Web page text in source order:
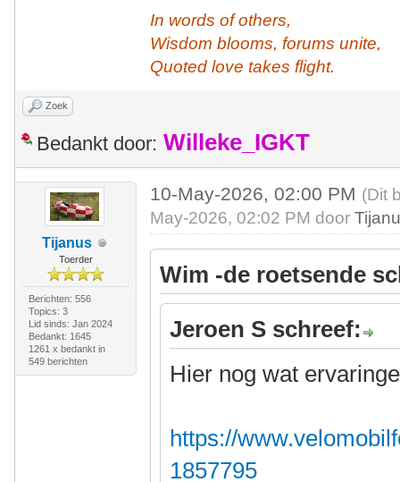
In words of others,
Wisdom blooms, forums unite,
Quoted love takes flight.
Zoek
Bedankt door: Willeke_IGKT
Tijanus
Toerder
Berichten: 556
Topics: 3
Lid sinds: Jan 2024
Bedankt: 1645
1261 x bedankt in
549 berichten
10-May-2026, 02:00 PM (Dit
May-2026, 02:02 PM door
Wim -de roetsende
Jeroen S schreef:
Hier nog wat
https://
1857795